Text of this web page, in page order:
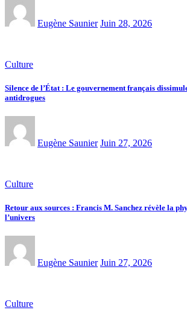
Eugène Saunier Juin 28, 2026
Culture
Silence de l’État : Le gouvernement français
antidrogues
Eugène Saunier Juin 27, 2026
Culture
Retour aux sources : Francis M. Sanchez révèle la
l’univers
Eugène Saunier Juin 27, 2026
Culture